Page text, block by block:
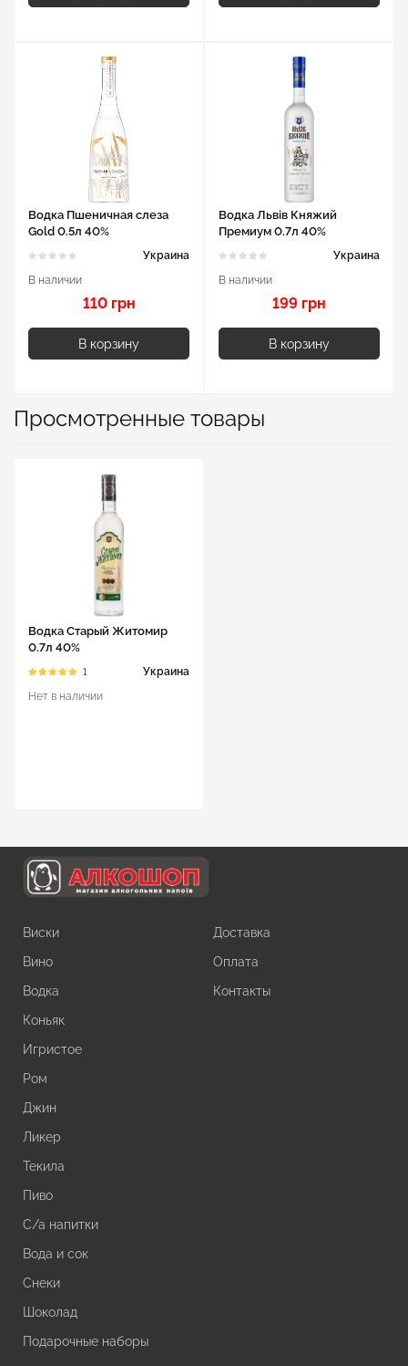
Водка Пшеничная слеза
Gold 0.5л 40%
Украина
В наличии
110 грн
В корзину
Водка Львів Княжий
Премиум 0.7л 40%
Украина
В наличии
199 грн
В корзину
Просмотренные товары
Водка Старый Житомир
0.7л 40%
1
Украина
Нет в наличии
Виски
Вино
Водка
Коньяк
Игристое
Ром
Джин
Ликер
Текила
Пиво
С/а напитки
Вода и сок
Снеки
Шоколад
Подарочные наборы
Доставка
Оплата
Контакты